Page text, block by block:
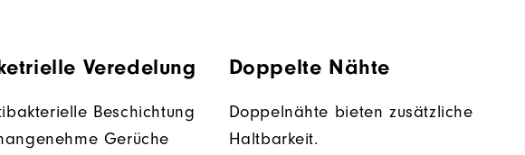
Veredelung
Beschichtung
Gerüche
Doppelte Nähte
Doppelnähte bieten zusätzliche
Haltbarkeit.